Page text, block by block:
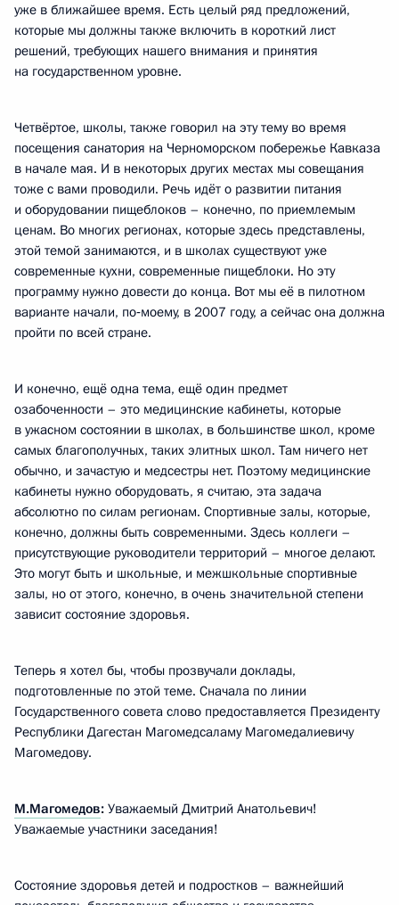
уже в ближайшее время. Есть целый ряд предложений,
которые мы должны также включить в короткий лист
решений, требующих нашего внимания и принятия
на государственном уровне.
Четвёртое, школы, также говорил на эту тему во время
посещения санатория на Черноморском побережье Кавказа
в начале мая. И в некоторых других местах мы совещания
тоже с вами проводили. Речь идёт о развитии питания
и оборудовании пищеблоков – конечно, по приемлемым
ценам. Во многих регионах, которые здесь представлены,
этой темой занимаются, и в школах существуют уже
современные кухни, современные пищеблоки. Но эту
программу нужно довести до конца. Вот мы её в пилотном
варианте начали, по‑моему, в 2007 году, а сейчас она должна
пройти по всей стране.
И конечно, ещё одна тема, ещё один предмет
озабоченности – это медицинские кабинеты, которые
в ужасном состоянии в школах, в большинстве школ, кроме
самых благополучных, таких элитных школ. Там ничего нет
обычно, и зачастую и медсестры нет. Поэтому медицинские
кабинеты нужно оборудовать, я считаю, эта задача
абсолютно по силам регионам. Спортивные залы, которые,
конечно, должны быть современными. Здесь коллеги –
присутствующие руководители территорий – многое делают.
Это могут быть и школьные, и межшкольные спортивные
залы, но от этого, конечно, в очень значительной степени
зависит состояние здоровья.
Теперь я хотел бы, чтобы прозвучали доклады,
подготовленные по этой теме. Сначала по линии
Государственного совета слово предоставляется Президенту
Республики Дагестан Магомедсаламу Магомедалиевичу
Магомедову.
М.Магомедов: Уважаемый Дмитрий Анатольевич!
Уважаемые участники заседания!
Состояние здоровья детей и подростков – важнейший